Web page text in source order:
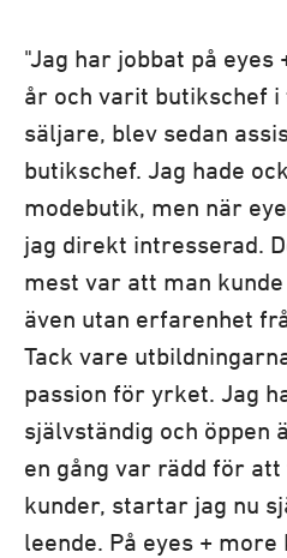
"Jag har jobbat på eyes
år och varit butikschef
säljare, blev sedan
butikschef. Jag hade
modebutik, men när
jag direkt intresserad.
mest var att man
även utan erfarenhet
Tack vare
passion för yrket. Jag
självständig och öppen
en gång var rädd för
kunder, startar jag nu
leende. På eyes +